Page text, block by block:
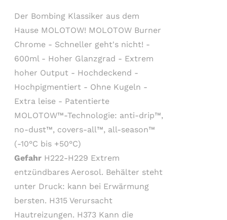
Der Bombing Klassiker aus dem
Hause MOLOTOW! MOLOTOW Burner
Chrome - Schneller geht's nicht! -
600ml - Hoher Glanzgrad - Extrem
hoher Output - Hochdeckend -
Hochpigmentiert - Ohne Kugeln -
Extra leise - Patentierte
MOLOTOW™-Technologie: anti-drip™,
no-dust™, covers-all™, all-season™
(-10°C bis +50°C)
Gefahr H222-H229 Extrem
entzündbares Aerosol. Behälter steht
unter Druck: kann bei Erwärmung
bersten. H315 Verursacht
Hautreizungen. H373 Kann die